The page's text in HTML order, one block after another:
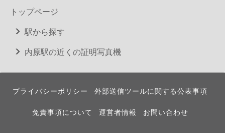
トップページ
駅から探す
内原駅の近くの証明写真機
プライバシーポリシー 外部送信ツールに関する公表事項
免責事項について 運営者情報 お問い合わせ